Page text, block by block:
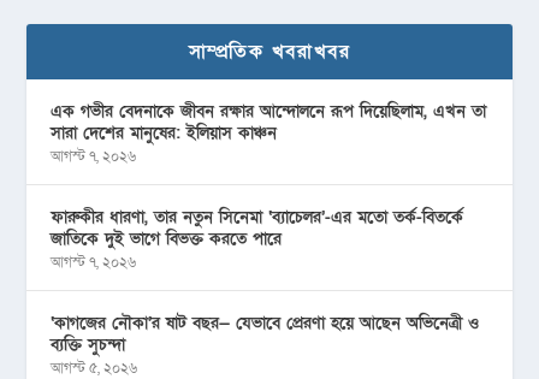
সাম্প্রতিক খবরাখবর
এক গভীর বেদনাকে জীবন রক্ষার আন্দোলনে রূপ দিয়েছিলাম, এখন তা
সারা দেশের মানুষের: ইলিয়াস কাঞ্চন
আগস্ট ৭, ২০২৬
ফারুকীর ধারণা, তার নতুন সিনেমা ‘ব্যাচেলর’-এর মতো তর্ক-বিতর্কে
জাতিকে দুই ভাগে বিভক্ত করতে পারে
আগস্ট ৭, ২০২৬
‘কাগজের নৌকা’র ষাট বছর— যেভাবে প্রেরণা হয়ে আছেন অভিনেত্রী ও
ব্যক্তি সুচন্দা
আগস্ট ৫, ২০২৬